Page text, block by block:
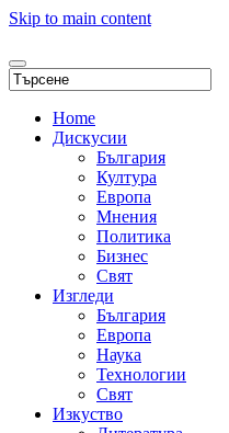
Skip to main content
Home
Дискусии
България
Култура
Европа
Мнения
Политика
Бизнес
Свят
Изгледи
България
Европа
Наука
Технологии
Свят
Изкуство